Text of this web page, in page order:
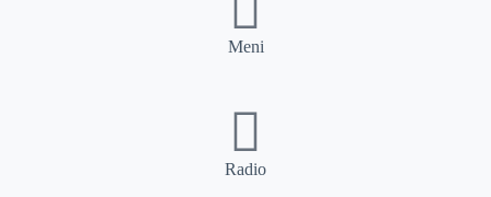
Meni
Radio